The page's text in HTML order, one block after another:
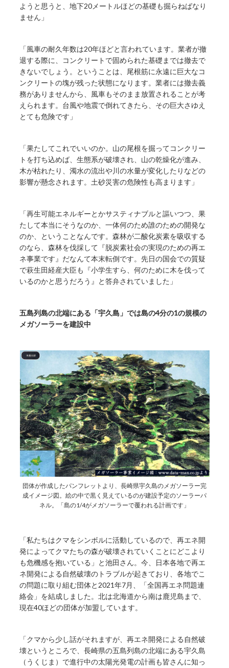
ようと思うと、地下20メートルほどの基礎も掘らねばなり
ません」
「風車の耐久年数は20年ほどと言われています。業者が撤
退する際に、コンクリートで固められた基礎までは撤去で
きないでしょう。ということは、尾根筋に永遠に巨大なコ
ンクリートの塊が残った状態になります。業者には撤去義
務がありませんから、風車もそのまま放置されることが考
えられます。台風や地震で倒れてきたら、その巨大さゆえ
とても危険です」
「果たしてこれでいいのか。山の尾根を掘ってコンクリー
トを打ち込めば、生態系が破壊され、山の乾燥化が進み、
木が枯れたり、濁水の流出や川の水量が変化したりなどの
影響が懸念されます。土砂災害の危険性も高まります」
「再生可能エネルギーとかサスティナブルと謳いつつ、果
たして本当にそうなのか、一体何のため誰のための開発な
のか、ということなんです。森林が二酸化炭素を吸収する
のなら、森林を伐採して『脱炭素社会の実現のための再エ
ネ事業です』だなんて本末転倒です。先日の国会での質疑
で萩生田経産大臣も『小学生すら、何のために木を伐って
いるのかと思うだろう』と答弁されていました」
五島列島の北端にある「宇久島」では島の4分の1の規模の
メガソーラーを建設中
団体が作成したパンフレットより、長崎県宇久島のメガソーラー完
成イメージ図。絵の中で黒く見えているのが建設予定のソーラーパ
ネル。「島の1/4がメガソーラーで覆われる計画です」
「私たちはクマをシンボルに活動しているので、再エネ開
発によってクマたちの森が破壊されていくことにどこより
も危機感を抱いている」と池田さん。今、日本各地で再エ
ネ開発による自然破壊のトラブルが起きており、各地でこ
の問題に取り組む団体と2021年7月、「全国再エネ問題連
絡会」を結成しました。北は北海道から南は鹿児島まで、
現在40ほどの団体が加盟しています。
「クマから少し話がそれますが、再エネ開発による自然破
壊というところで、長崎県の五島列島の北端にある宇久島
（うくじま）で進行中の太陽光発電の計画も皆さんに知っ